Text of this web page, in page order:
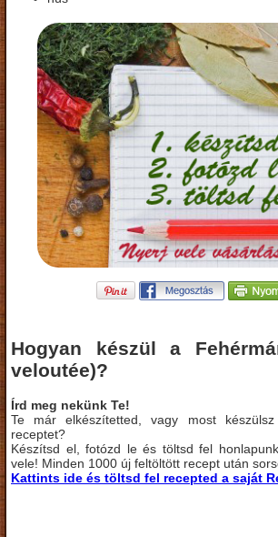
Hogyan készül a
veloutée)?
Írd meg nekünk Te!
Te már elkészítetted, vagy most
receptet?
Készítsd el, fotózd le és töltsd fel
vele! Minden 1000 új feltöltött recept után
Kattints ide és töltsd fel recepted a saját